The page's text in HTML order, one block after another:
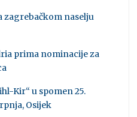
zagrebačkom naselju
prima nominacije za
Kir“ u spomen 25.
Osijek